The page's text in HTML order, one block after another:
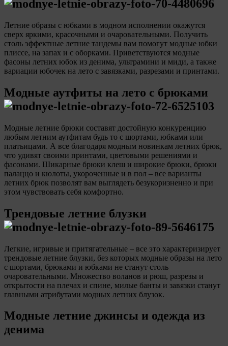
Летние образы с юбками в модном исполнении окажутся
сверх яркими, красочными и очаровательными. Получить
столь эффектные летние тандемы вам помогут модные юбки
плиссе, на запах и с оборками. Приветствуются модные
фасоны летних юбок из денима, ультрамини и миди, а также
вариации юбочек на лето с завязками, разрезами и принтами.
Модные аутфиты на лето с брюками
Модные летние брюки составят достойную конкуренцию
любым летним аутфитам будь то с шортами, юбками или
платьицами. А все благодаря модным новинкам летних брюк,
что удивят своими принтами, цветовыми решениями и
фасонами. Шикарные брюки клеш и широкие брюки, брюки
палаццо и кюлоты, укороченные и в пол – все варианты
летних брюк позволят вам выглядеть безукоризненно и при
этом чувствовать себя комфортно.
Трендовые летние блузки
Легкие, игривые и притягательные – все это характеризирует
трендовые летние блузки, без которых модные образы на лето
с шортами, брюками и юбками не станут столь
очаровательными. Множество воланов и рюш, разрезы и
открытости на плечах и спине, милые банты и завязки станут
главными атрибутами модных летних блузок.
Модные летние джинсы и одежда из
денима